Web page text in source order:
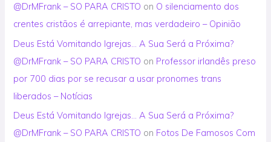
@DrMFrank – SO PARA CRISTO on O silenciamento dos
crentes cristãos é arrepiante, mas verdadeiro – Opinião
Deus Está Vomitando Igrejas… A Sua Será a Próxima?
@DrMFrank – SO PARA CRISTO on Professor irlandês preso
por 700 dias por se recusar a usar pronomes trans
liberados – Notícias
Deus Está Vomitando Igrejas… A Sua Será a Próxima?
@DrMFrank – SO PARA CRISTO on Fotos De Famosos Com